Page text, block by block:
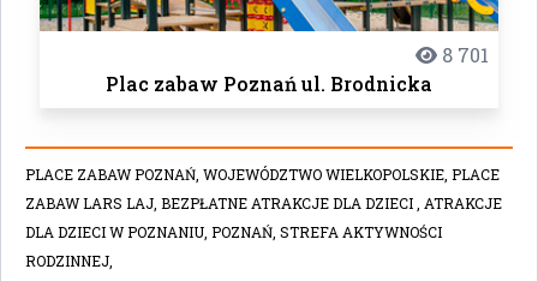
8 701
Plac zabaw Poznań ul. Brodnicka
PLACE ZABAW POZNAŃ, WOJEWÓDZTWO WIELKOPOLSKIE, PLACE
ZABAW LARS LAJ, BEZPŁATNE ATRAKCJE DLA DZIECI , ATRAKCJE
DLA DZIECI W POZNANIU, POZNAŃ, STREFA AKTYWNOŚCI
RODZINNEJ,